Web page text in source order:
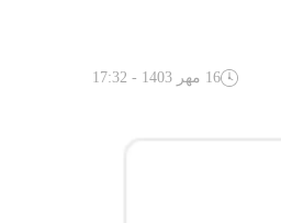
16 مهر 1403 - 17:32